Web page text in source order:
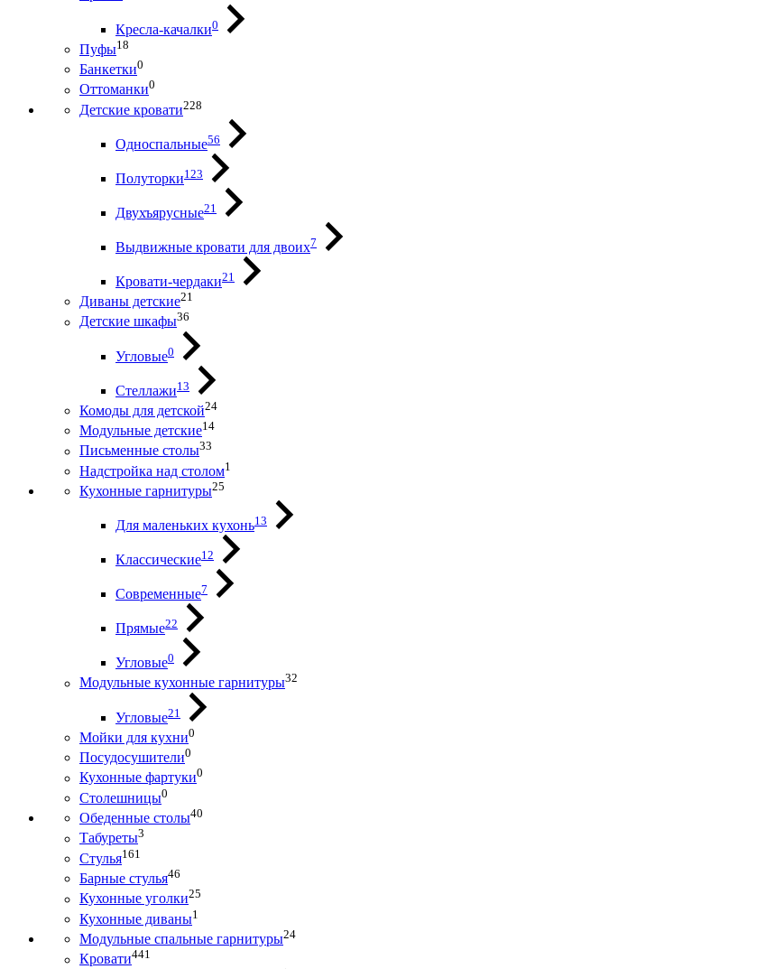
Кресла-качалки0
Пуфы18
Банкетки0
Оттоманки0
Детские кровати228
Односпальные56
Полуторки123
Двухъярусные21
Выдвижные кровати для двоих7
Кровати-чердаки21
Диваны детские21
Детские шкафы36
Угловые0
Стеллажи13
Комоды для детской24
Модульные детские14
Письменные столы33
Надстройка над столом1
Кухонные гарнитуры25
Для маленьких кухонь13
Классические12
Современные7
Прямые22
Угловые0
Модульные кухонные гарнитуры32
Угловые21
Мойки для кухни0
Посудосушители0
Кухонные фартуки0
Столешницы0
Обеденные столы40
Табуреты3
Стулья161
Барные стулья46
Кухонные уголки25
Кухонные диваны1
Модульные спальные гарнитуры24
Кровати441